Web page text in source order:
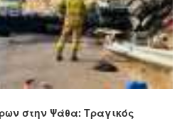
στην Ψάθα: Τραγικός